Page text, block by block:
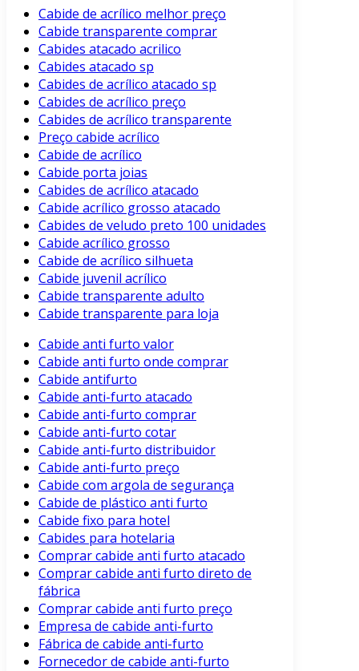
Cabide de acrílico melhor preço
Cabide transparente comprar
Cabides atacado acrilico
Cabides atacado sp
Cabides de acrílico atacado sp
Cabides de acrílico preço
Cabides de acrílico transparente
Preço cabide acrílico
Cabide de acrílico
Cabide porta joias
Cabides de acrílico atacado
Cabide acrílico grosso atacado
Cabides de veludo preto 100 unidades
Cabide acrílico grosso
Cabide de acrílico silhueta
Cabide juvenil acrílico
Cabide transparente adulto
Cabide transparente para loja
Cabide anti furto valor
Cabide anti furto onde comprar
Cabide antifurto
Cabide anti-furto atacado
Cabide anti-furto comprar
Cabide anti-furto cotar
Cabide anti-furto distribuidor
Cabide anti-furto preço
Cabide com argola de segurança
Cabide de plástico anti furto
Cabide fixo para hotel
Cabides para hotelaria
Comprar cabide anti furto atacado
Comprar cabide anti furto direto de
fábrica
Comprar cabide anti furto preço
Empresa de cabide anti-furto
Fábrica de cabide anti-furto
Fornecedor de cabide anti-furto